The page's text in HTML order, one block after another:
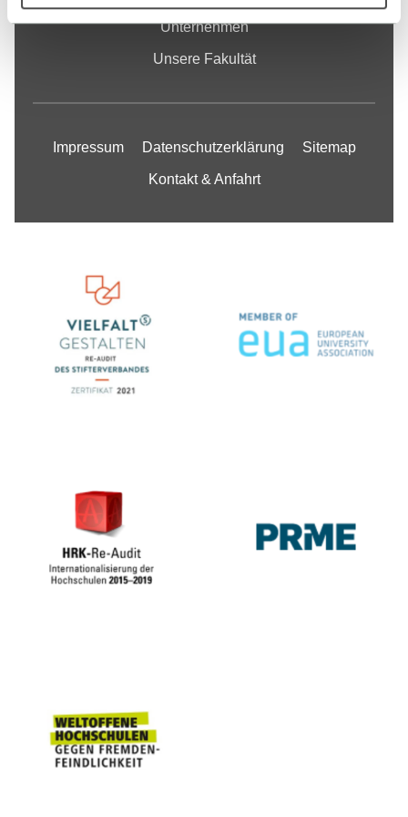
Unternehmen
Unsere Fakultät
Impressum Datenschutzerklärung Sitemap
Kontakt & Anfahrt